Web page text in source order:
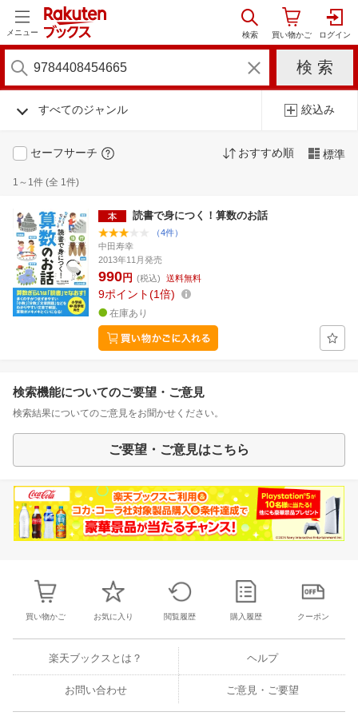
メニュー
すべてのジャンル 絞込み
セーフサーチ おすすめ順 標準
1～1件 (全 1件)
読書で身につく！算数のお話
（4件）
中田寿幸
2013年11月発売
990円 (税込) 送料無料
9ポイント 1倍
在庫あり
検索機能についてのご要望・ご意見
検索結果についてのご意見をお聞かせください。
ご要望・ご意見はこちら
買い物かご お気に入り 閲覧履歴 購入履歴 クーポン
楽天ブックスとは？ ヘルプ
お問い合わせ ご意見・ご要望